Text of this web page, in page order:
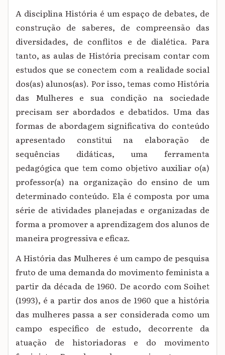
A disciplina História é um espaço de debates, de
construção de saberes, de compreensão das
diversidades, de conflitos e de dialética. Para
tanto, as aulas de História precisam contar com
estudos que se conectem com a realidade social
dos(as) alunos(as). Por isso, temas como História
das Mulheres e sua condição na sociedade
precisam ser abordados e debatidos. Uma das
formas de abordagem significativa do conteúdo
apresentado constitui na elaboração de
sequências didáticas, uma ferramenta
pedagógica que tem como objetivo auxiliar o(a)
professor(a) na organização do ensino de um
determinado conteúdo. Ela é composta por uma
série de atividades planejadas e organizadas de
forma a promover a aprendizagem dos alunos de
maneira progressiva e eficaz.
A História das Mulheres é um campo de pesquisa
fruto de uma demanda do movimento feminista a
partir da década de 1960. De acordo com Soihet
(1993), é a partir dos anos de 1960 que a história
das mulheres passa a ser considerada como um
campo específico de estudo, decorrente da
atuação de historiadoras e do movimento